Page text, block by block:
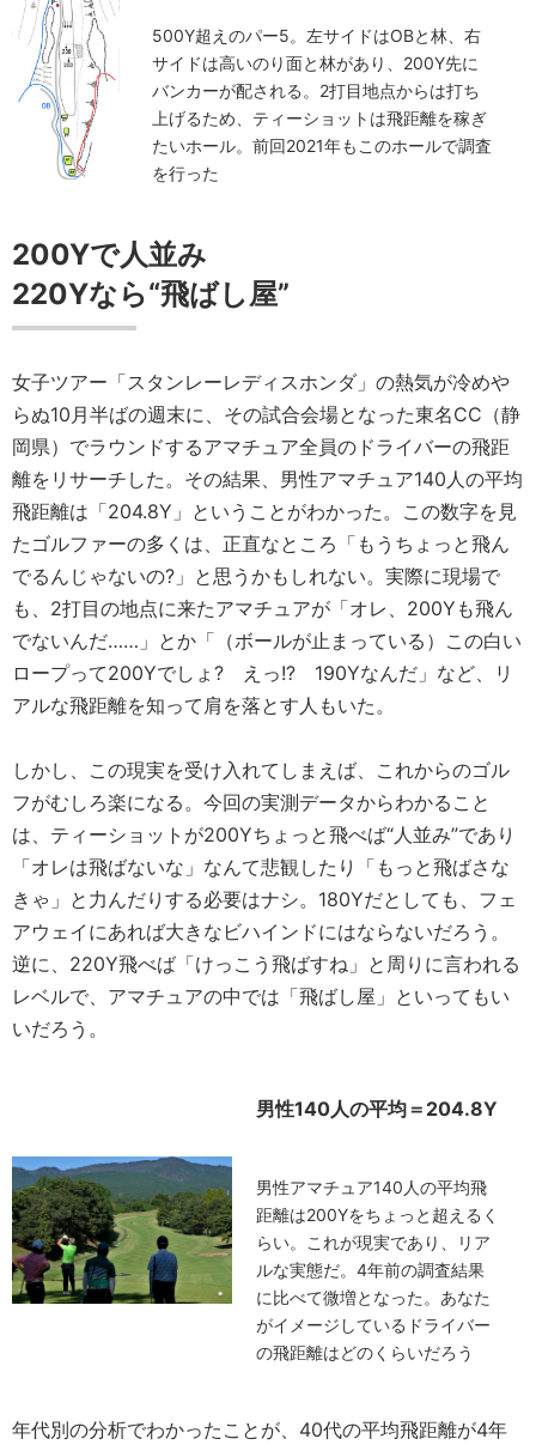
500Y超えのパー5。左サイドはOBと林、右
サイドは高いのり面と林があり、200Y先に
バンカーが配される。2打目地点からは打ち
上げるため、ティーショットは飛距離を稼ぎ
たいホール。前回2021年もこのホールで調査
を行った
200Yで人並み
220Yなら“飛ばし屋”
女子ツアー「スタンレーレディスホンダ」の熱気が冷めや
らぬ10月半ばの週末に、その試合会場となった東名CC（静
岡県）でラウンドするアマチュア全員のドライバーの飛距
離をリサーチした。その結果、男性アマチュア140人の平均
飛距離は「204.8Y」ということがわかった。この数字を見
たゴルファーの多くは、正直なところ「もうちょっと飛ん
でるんじゃないの?」と思うかもしれない。実際に現場で
も、2打目の地点に来たアマチュアが「オレ、200Yも飛ん
でないんだ……」とか「（ボールが止まっている）この白い
ロープって200Yでしょ? えっ!? 190Yなんだ」など、リ
アルな飛距離を知って肩を落とす人もいた。
しかし、この現実を受け入れてしまえば、これからのゴル
フがむしろ楽になる。今回の実測データからわかること
は、ティーショットが200Yちょっと飛べば“人並み”であり
「オレは飛ばないな」なんて悲観したり「もっと飛ばさな
きゃ」と力んだりする必要はナシ。180Yだとしても、フェ
アウェイにあれば大きなビハインドにはならないだろう。
逆に、220Y飛べば「けっこう飛ばすね」と周りに言われる
レベルで、アマチュアの中では「飛ばし屋」といってもい
いだろう。
男性140人の平均＝204.8Y
男性アマチュア140人の平均飛
距離は200Yをちょっと超えるく
らい。これが現実であり、リア
ルな実態だ。4年前の調査結果
に比べて微増となった。あなた
がイメージしているドライバー
の飛距離はどのくらいだろう
年代別の分析でわかったことが、40代の平均飛距離が4年